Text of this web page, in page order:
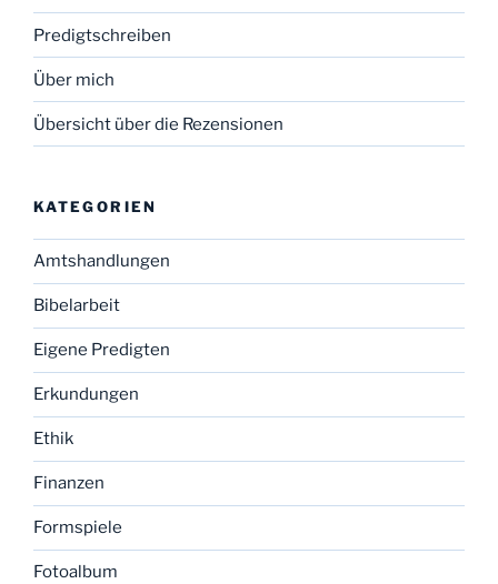
Predigtschreiben
Über mich
Übersicht über die Rezensionen
KATEGORIEN
Amtshandlungen
Bibelarbeit
Eigene Predigten
Erkundungen
Ethik
Finanzen
Formspiele
Fotoalbum